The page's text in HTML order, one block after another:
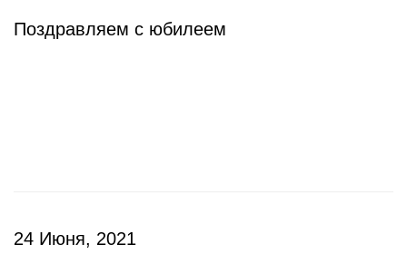
Поздравляем с юбилеем
24 Июня, 2021